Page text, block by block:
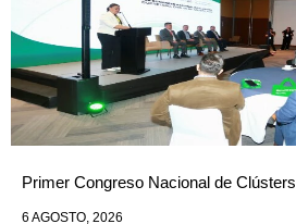
Primer Congreso Nacional de Clústers
6 AGOSTO, 2026